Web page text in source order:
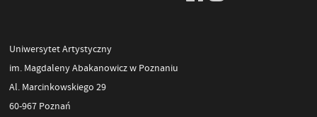
Uniwersytet Artystyczny
im. Magdaleny Abakanowicz w Poznaniu
Al. Marcinkowskiego 29
60-967 Poznań